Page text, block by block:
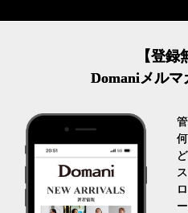
【登録
Domaniメルマ